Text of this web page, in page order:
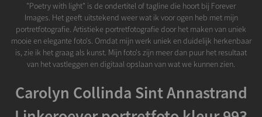
"Poetry with light" is de ondertitel of tagline die hoort bij Forever
Images. Het geeft uitstekend weer wat ik voor ogen heb met mijn
portretfotografie. Artistieke portretfotografie door het maken van uniek
mooie en elegante foto's. Omdat mijn werk uniek en duidelijk herkenbaar
is, zie ik het graag als kunst. Mijn foto's zijn meer dan puur het resultaat
van het vastleggen en digitaal opslaan van wat we kunnen zien.
Carolyn Collinda Sint Annastrand